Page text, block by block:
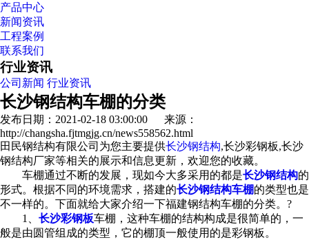
产品中心
新闻资讯
工程案例
联系我们
行业资讯
公司新闻 行业资讯
长沙钢结构车棚的分类
发布日期：2021-02-18 03:00:00 来源：
http://changsha.fjtmgjg.cn/news558562.html
田民钢结构有限公司为您主要提供长沙钢结构,长沙彩钢板,长沙
钢结构厂家等相关的展示和信息更新，欢迎您的收藏。
车棚通过不断的发展，现如今大多采用的都是长沙钢结构的
形式。根据不同的环境需求，搭建的长沙钢结构车棚的类型也是
不一样的。下面就给大家介绍一下福建钢结构车棚的分类。?
1、 长沙彩钢板车棚，这种车棚的结构构成是很简单的，一
般是由圆管组成的类型，它的棚顶一般使用的是彩钢板。